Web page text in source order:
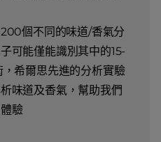
個不同的味道/香氣分
可能僅能識別其中的15-
希爾思先進的分析實驗
味道及香氣，幫助我們
驗